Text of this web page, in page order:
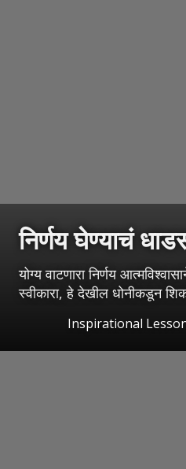
निर्णय घेण्याचं
योग्य वाटणारा निर्णय
स्वीकारा, हे देखील धोनीकडून
Inspirational